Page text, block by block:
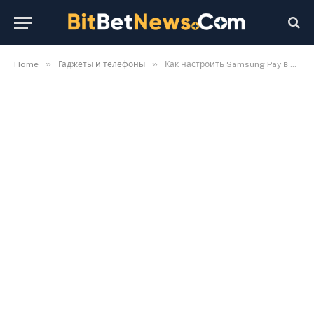
Home » Гаджеты и телефоны » Как настроить Samsung Pay в Украине в 2026 году